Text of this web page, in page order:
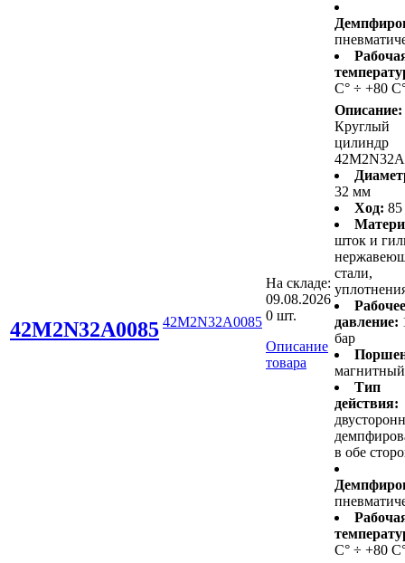
С° ÷ +80
42M2N32A0085 42M2N32A0085
На складе:
09.08.2026
0 шт.
Описание
товара
Описание:
Круглый
цилиндр
32 мм
Ход:
шток и
стали,
Рабочее
давление:
бар
магнитный
Тип
действия:
в обе
С° ÷ +80